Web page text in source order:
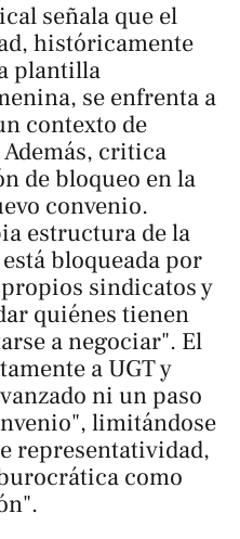
señala que el
históricamente
plantilla
se enfrenta a
contexto de
critica
de bloqueo en la
convenio.
estructura de la
bloqueada por
sindicatos y
quiénes tienen
a negociar". El
a UGT y
ni un paso
limitándose
representatividad,
como